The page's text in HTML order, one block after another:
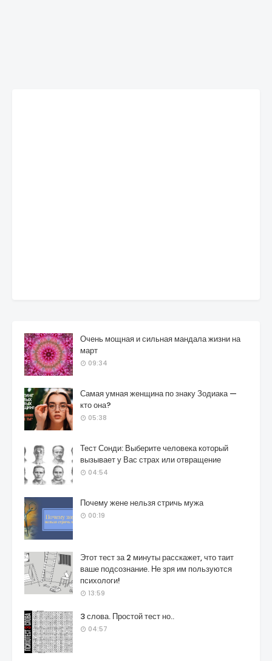
Очень мощная и сильная мандала жизни на
март
09:34
Самая умная женщина по знаку Зодиака —
кто она?
05:38
Тест Сонди: Выберите человека который
вызывает у Вас страх или отвращение
04:54
Почему жене нельзя стричь мужа
00:19
Этот тест за 2 минуты расскажет, что таит
ваше подсознание. Не зря им пользуются
психологи!
13:59
3 слова. Простой тест но..
04:57